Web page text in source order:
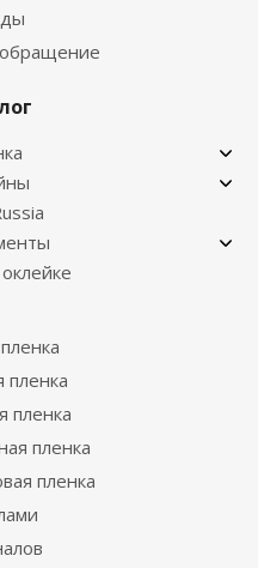
пленка
пленка
пленка
пленка